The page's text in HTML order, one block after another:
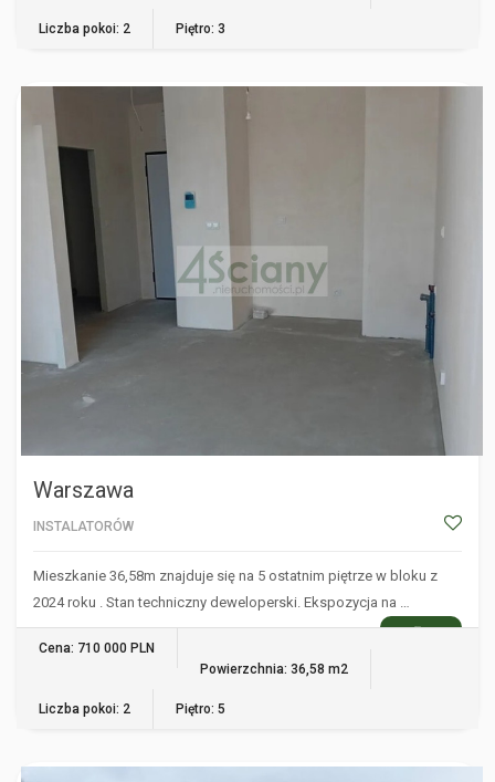
Liczba pokoi: 2 Piętro: 3
WARSZAWA
Warszawa
INSTALATORÓW
Mieszkanie 36,58m znajduje się na 5 ostatnim piętrze w bloku z
2024 roku . Stan techniczny deweloperski. Ekspozycja na …
WIĘCEJ
Cena: 710 000 PLN
Powierzchnia: 36,58 m2
Liczba pokoi: 2 Piętro: 5